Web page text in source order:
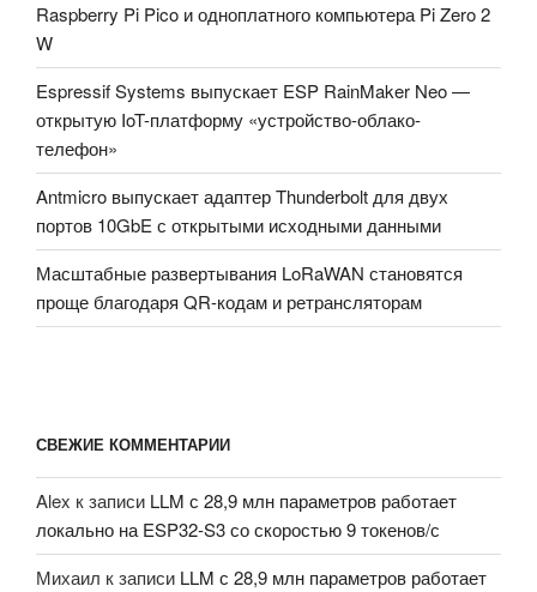
Raspberry Pi Pico и одноплатного компьютера Pi Zero 2
W
Espressif Systems выпускает ESP RainMaker Neo —
открытую IoT-платформу «устройство-облако-
телефон»
Antmicro выпускает адаптер Thunderbolt для двух
портов 10GbE с открытыми исходными данными
Масштабные развертывания LoRaWAN становятся
проще благодаря QR-кодам и ретрансляторам
СВЕЖИЕ КОММЕНТАРИИ
Alex к записи LLM с 28,9 млн параметров работает
локально на ESP32-S3 со скоростью 9 токенов/с
Михаил к записи LLM с 28,9 млн параметров работает